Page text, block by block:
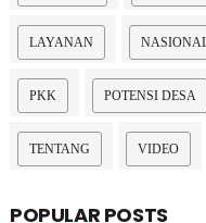
LAYANAN
PKK POTENSI DESA
TENTANG VIDEO
POPULAR POSTS